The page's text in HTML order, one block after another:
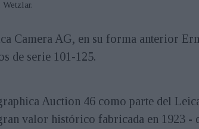
Camera AG, en su forma anterior
de serie 101-125.
Auction 46 como parte del
valor histórico fabricada en 1923 -